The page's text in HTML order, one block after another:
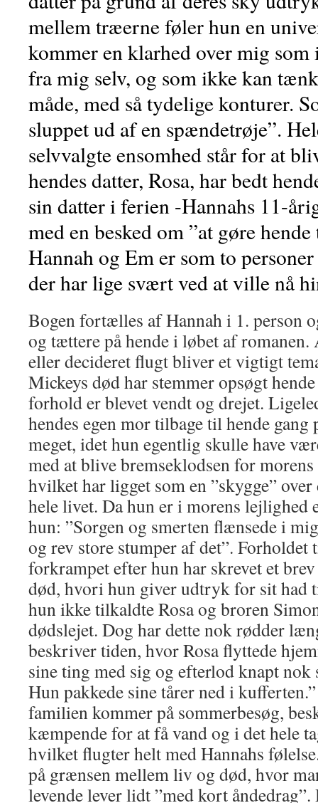
mellem træerne føler hun en
kommer en klarhed over mig
fra mig selv, og som ikke kan
måde, med så tydelige konturer.
sluppet ud af en spændetrøje”.
selvvalgte ensomhed står for at
hendes datter, Rosa, har bedt
sin datter i ferien -Hannahs 11-
med en besked om ”at gøre
Hannah og Em er som to
der har lige svært ved at ville nå
Bogen fortælles af Hannah i 1. person
og tættere på hende i løbet af
eller decideret flugt bliver et vigtigt
Mickeys død har stemmer opsøgt
forhold er blevet vendt og drejet.
hendes egen mor tilbage til hende
meget, idet hun egentlig skulle have
med at blive bremseklodsen for
hvilket har ligget som en ”skygge”
hele livet. Da hun er i morens lejlighed
hun: ”Sorgen og smerten flænsede i
og rev store stumper af det”. Forholdet
forkrampet efter hun har skrevet et
død, hvori hun giver udtryk for sit had
hun ikke tilkaldte Rosa og broren
dødslejet. Dog har dette nok rødder
beskriver tiden, hvor Rosa flyttede
sine ting med sig og efterlod knapt
Hun pakkede sine tårer ned i
familien kommer på sommerbesøg,
kæmpende for at få vand og i det hele
hvilket flugter helt med Hannahs
på grænsen mellem liv og død, hvor
levende lever lidt ”med kort